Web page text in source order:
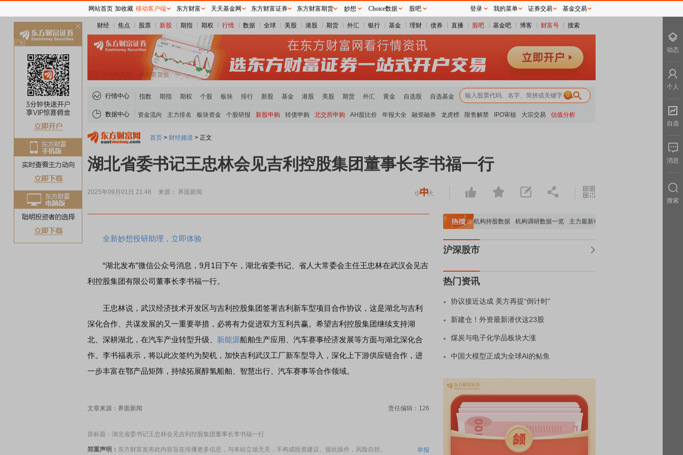
财经 焦点 股票 新股 期指 期权 行情 数据 全球 美股 港股 期货 外汇 银行 基金 理财 债券 直播 股吧 基金吧 博客 财富号 搜索
行情中心 指数 期指 期权 个股 板块 排行 新股 基金 港股 美股 期货 外汇 黄金 自选股 自选基金 0
数据中心 资金流向 主力排名 板块资金 个股研报 新股申购 转债申购 北交所申购 AH股比价 年报大全 融资融券 龙虎榜 限售解禁 IPO审核 大宗交易 估值分析
首页 > 财经频道 > 正文
湖北省委书记王忠林会见吉利控股集团董事长李书福一行
2025年09月01日 21:46 来源： 界面新闻
全新妙想投研助理，立即体验
“湖北发布”微信公众号消息，9月1日下午，湖北省委书记、省人大常委会主任王忠林在武汉会见吉
利控股集团有限公司董事长李书福一行。
王忠林说，武汉经济技术开发区与吉利控股集团签署吉利新车型项目合作协议，这是湖北与吉利
深化合作、共谋发展的又一重要举措，必将有力促进双方互利共赢。希望吉利控股集团继续支持湖
北、深耕湖北，在汽车产业转型升级、 新能源船舶生产应用、汽车赛事经济发展等方面与湖北深化合
作。李书福表示，将以此次签约为契机，加快吉利武汉工厂新车型导入，深化上下游供应链合作，进
一步丰富在鄂产品矩阵，持续拓展醇氢船舶、智慧出行、汽车赛事等合作领域。
文章来源：界面新闻 责任编辑：126
原标题：湖北省委书记王忠林会见吉利控股集团董事长李书福一行
郑重声明： 东方财富发布此内容旨在传播更多信息，与本站立场无关，不构成投资建议。据此操作，风险自担。 举报
A股估值分析全览 重要机构持股数据 机构调研数据一览 主力最新动向
沪深股市
热门资讯
协议接近达成 美方再提“倒计时”
新建仓！外资最新潜伏这23股
煤炭与电子化学品板块大涨
中国大模型正成为全球AI的鲇鱼
网站首页 加收藏 移动客户端 东方财富 天天基金网 东方财富证券 东方财富期货 妙想 Choice数据 股吧 登录 我的菜单 证券交易 基金交易
动态
个人
自选
消息
搜索
关